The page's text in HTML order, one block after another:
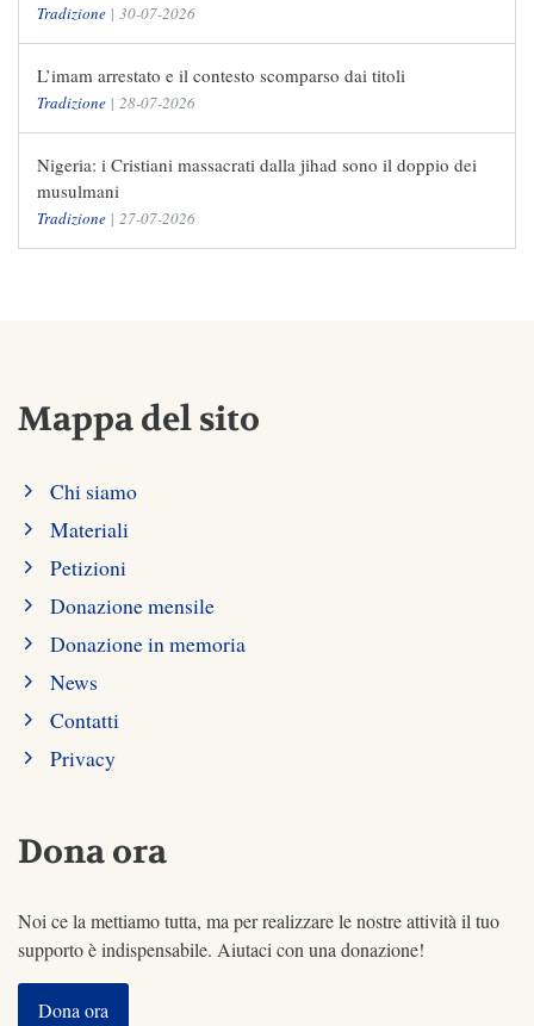
Tradizione | 30-07-2026
L’imam arrestato e il contesto scomparso dai titoli
Tradizione | 28-07-2026
Nigeria: i Cristiani massacrati dalla jihad sono il doppio dei
musulmani
Tradizione | 27-07-2026
Mappa del sito
Chi siamo
Materiali
Petizioni
Donazione mensile
Donazione in memoria
News
Contatti
Privacy
Dona ora
Noi ce la mettiamo tutta, ma per realizzare le nostre attività il tuo
supporto è indispensabile. Aiutaci con una donazione!
Dona ora